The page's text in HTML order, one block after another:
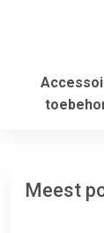
Meest